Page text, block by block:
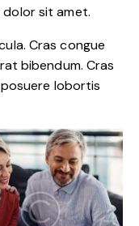
sit amet.
Cras congue
bibendum. Cras
lobortis